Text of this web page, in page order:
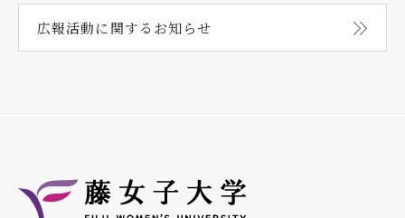
広報活動に関する お知らせ